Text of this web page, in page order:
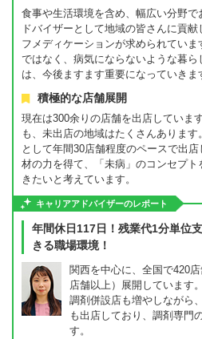
食事や生活環境を含め、幅広い分野
ドバイザーとして地域の皆さんに貢
フメディケーションが求められてい
ではなく、病気にならないような暮ら
は、今後ますます重要になっていきま
積極的な店舗展開
現在は300余りの店舗を出店していま
も、未出店の地域はたくさんありま
として年間30店舗程度のペースで出
材の力を得て、「未病」のコンセプ
きたいと考えています。
キャリアアドバイザーのレポート
年間休日117日！残業代1分単位
きる職場環境！
関西を中心に、全国で420
店舗以上）展開しています。
調剤併設店も増やしながら
も出店しており、調剤専門
す。